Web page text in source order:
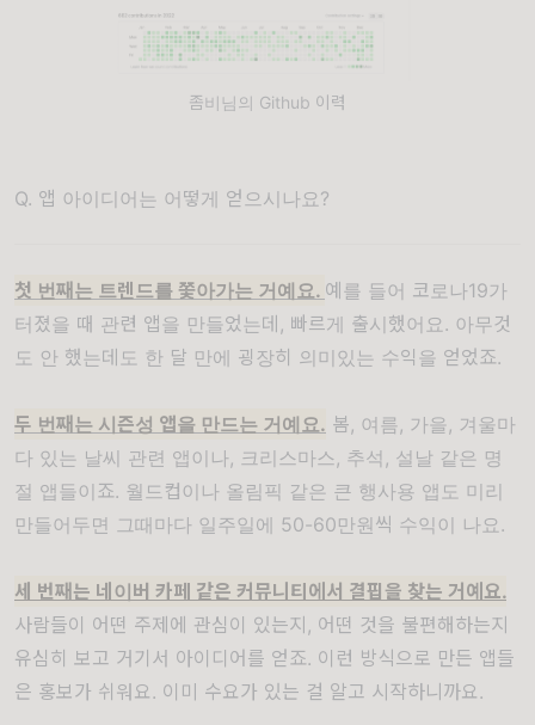
좀비님의 Github 이력
Q. 앱 아이디어는 어떻게 얻으시나요?
첫 번째는 트렌드를 쫓아가는 거예요. 예를 들어 코로나19가
터졌을 때 관련 앱을 만들었는데, 빠르게 출시했어요. 아무것
도 안 했는데도 한 달 만에 굉장히 의미있는 수익을 얻었죠.
두 번째는 시즌성 앱을 만드는 거예요. 봄, 여름, 가을, 겨울마
다 있는 날씨 관련 앱이나, 크리스마스, 추석, 설날 같은 명
절 앱들이죠. 월드컵이나 올림픽 같은 큰 행사용 앱도 미리
만들어두면 그때마다 일주일에 50-60만원씩 수익이 나요.
세 번째는 네이버 카페 같은 커뮤니티에서 결핍을 찾는 거예요.
사람들이 어떤 주제에 관심이 있는지, 어떤 것을 불편해하는지
유심히 보고 거기서 아이디어를 얻죠. 이런 방식으로 만든 앱들
은 홍보가 쉬워요. 이미 수요가 있는 걸 알고 시작하니까요.